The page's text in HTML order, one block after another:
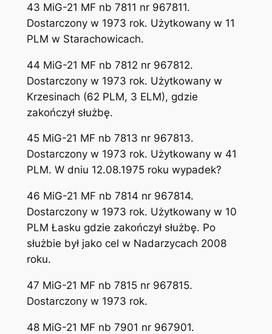
43 MiG-21 MF nb 7811 nr 967811.
Dostarczony w 1973 rok. Użytkowany w 11
PLM w Starachowicach.
44 MiG-21 MF nb 7812 nr 967812.
Dostarczony w 1973 rok. Użytkowany w
Krzesinach (62 PLM, 3 ELM), gdzie
zakończył służbę.
45 MiG-21 MF nb 7813 nr 967813.
Dostarczony w 1973 rok. Użytkowany w 41
PLM. W dniu 12.08.1975 roku wypadek?
46 MiG-21 MF nb 7814 nr 967814.
Dostarczony w 1973 rok. Użytkowany w 10
PLM Łasku gdzie zakończył służbę. Po
służbie był jako cel w Nadarzycach 2008
roku.
47 MiG-21 MF nb 7815 nr 967815.
Dostarczony w 1973 rok.
48 MiG-21 MF nb 7901 nr 967901.